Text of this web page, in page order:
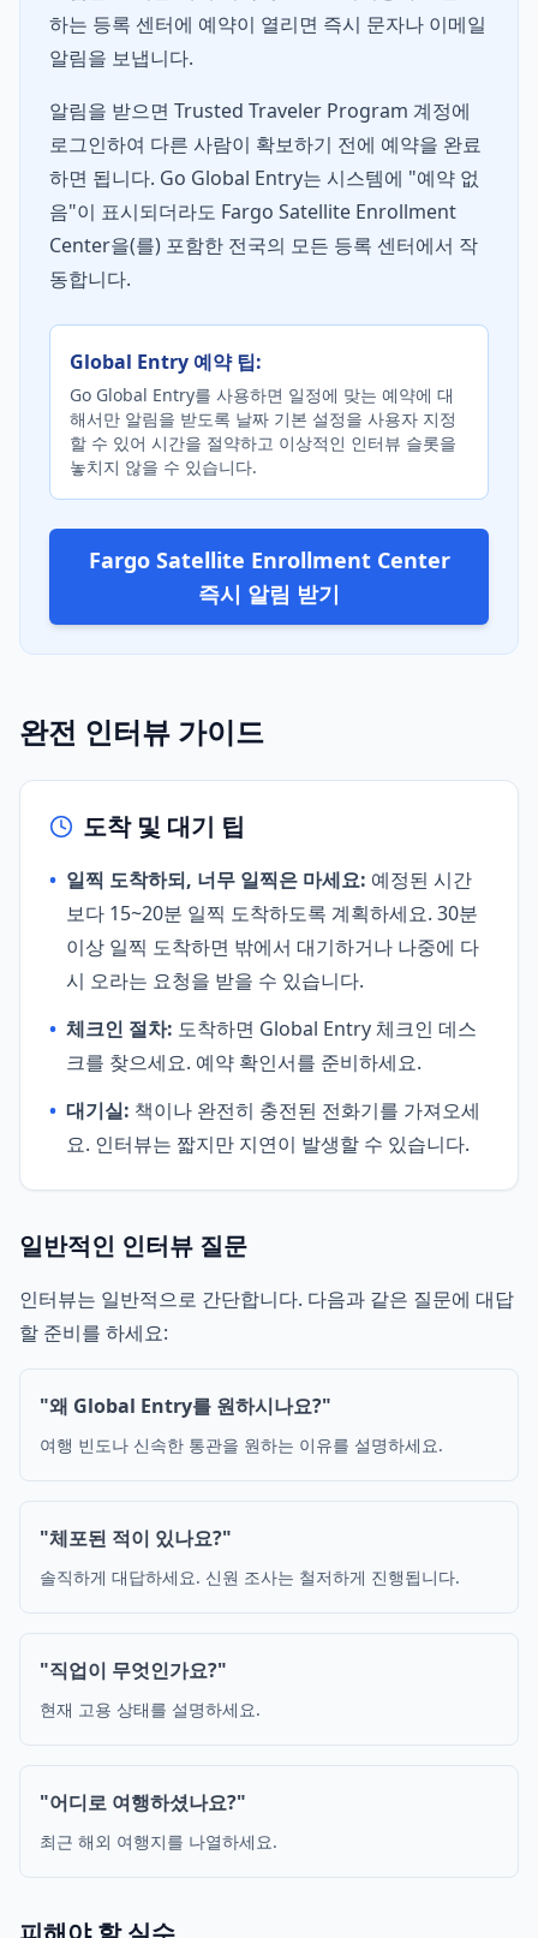
하는 등록 센터에 예약이 열리면 즉시 문자나 이메일
알림을 보냅니다.
알림을 받으면 Trusted Traveler Program 계정에
로그인하여 다른 사람이 확보하기 전에 예약을 완료
하면 됩니다. Go Global Entry는 시스템에 "예약 없
음"이 표시되더라도 Fargo Satellite Enrollment
Center을(를) 포함한 전국의 모든 등록 센터에서 작
동합니다.
Global Entry 예약 팁:
Go Global Entry를 사용하면 일정에 맞는 예약에 대
해서만 알림을 받도록 날짜 기본 설정을 사용자 지정
할 수 있어 시간을 절약하고 이상적인 인터뷰 슬롯을
놓치지 않을 수 있습니다.
Fargo Satellite Enrollment Center
즉시 알림 받기
완전 인터뷰 가이드
도착 및 대기 팁
• 일찍 도착하되, 너무 일찍은 마세요: 예정된 시간
보다 15~20분 일찍 도착하도록 계획하세요. 30분
이상 일찍 도착하면 밖에서 대기하거나 나중에 다
시 오라는 요청을 받을 수 있습니다.
• 체크인 절차: 도착하면 Global Entry 체크인 데스
크를 찾으세요. 예약 확인서를 준비하세요.
• 대기실: 책이나 완전히 충전된 전화기를 가져오세
요. 인터뷰는 짧지만 지연이 발생할 수 있습니다.
일반적인 인터뷰 질문
인터뷰는 일반적으로 간단합니다. 다음과 같은 질문에 대답
할 준비를 하세요:
"왜 Global Entry를 원하시나요?"
여행 빈도나 신속한 통관을 원하는 이유를 설명하세요.
"체포된 적이 있나요?"
솔직하게 대답하세요. 신원 조사는 철저하게 진행됩니다.
"직업이 무엇인가요?"
현재 고용 상태를 설명하세요.
"어디로 여행하셨나요?"
최근 해외 여행지를 나열하세요.